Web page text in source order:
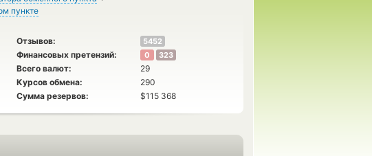
пункте
Отзывов: 5452
Финансовых претензий: 0 323
Всего валют:
29
Курсов обмена:
290
Сумма резервов: $115 368